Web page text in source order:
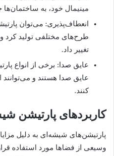
مینیمال خود، به
انعطاف‌پذیری: می‌توان
طرح‌های مختلفی تولید کرد و
تغییر داد.
عایق صدا: برخی از انواع
عایق صدا هستند و می‌توانند
کنند.
کاربردهای پارتیشن
پارتیشن‌های شیشه‌ای به دلیل
وسیعی از فضاها مورد استفاده